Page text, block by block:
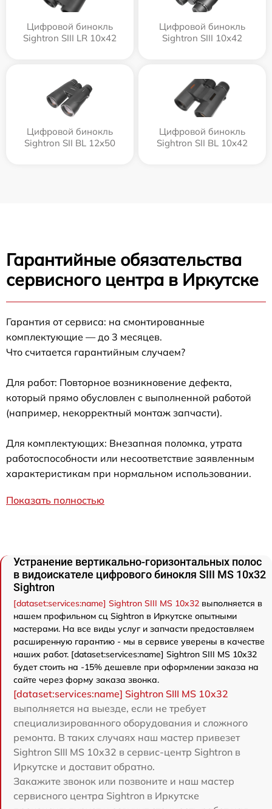
Цифровой бинокль
Sightron SIII LR 10x42
Цифровой бинокль
Sightron SIII 10x42
Цифровой бинокль
Sightron SII BL 12x50
Цифровой бинокль
Sightron SII BL 10x42
Гарантийные обязательства
сервисного центра в Иркутске
Гарантия от сервиса: на смонтированные
комплектующие — до 3 месяцев.
Что считается гарантийным случаем?
Для работ: Повторное возникновение дефекта,
который прямо обусловлен с выполненной работой
(например, некорректный монтаж запчасти).
Для комплектующих: Внезапная поломка, утрата
работоспособности или несоответствие заявленным
характеристикам при нормальном использовании.
Показать полностью
Устранение вертикально-горизонтальных полос
в видоискателе цифрового бинокля SIII MS 10x32
Sightron
[dataset:services:name] Sightron SIII MS 10x32 выполняется в
нашем профильном сц Sightron в Иркутске опытными
мастерами. На все виды услуг и запчасти предоставляем
расширенную гарантию - мы в сервисе уверены в качестве
наших работ. [dataset:services:name] Sightron SIII MS 10x32
будет стоить на -15% дешевле при оформлении заказа на
сайте через форму заказа звонка.
[dataset:services:name] Sightron SIII MS 10x32
выполняется на выезде, если не требует
специализированного оборудования и сложного
ремонта. В таких случаях наш мастер привезет
Sightron SIII MS 10x32 в сервис-центр Sightron в
Иркутске и доставит обратно.
Закажите звонок или позвоните и наш мастер
сервисного центра Sightron в Иркутске